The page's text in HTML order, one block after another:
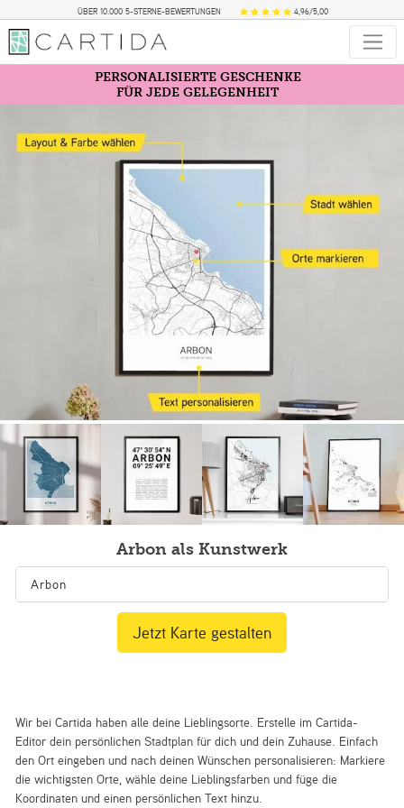
ÜBER 10.000 5-STERNE-BEWERTUNGEN 4,96/5,00
PERSONALISIERTE GESCHENKE
FÜR JEDE GELEGENHEIT
Arbon als Kunstwerk
Wir bei Cartida haben alle deine Lieblingsorte. Erstelle im Cartida-
Editor dein persönlichen Stadtplan für dich und dein Zuhause. Einfach
den Ort eingeben und nach deinen Wünschen personalisieren: Markiere
die wichtigsten Orte, wähle deine Lieblingsfarben und füge die
Koordinaten und einen persönlichen Text hinzu.
Jetzt Karte gestalten